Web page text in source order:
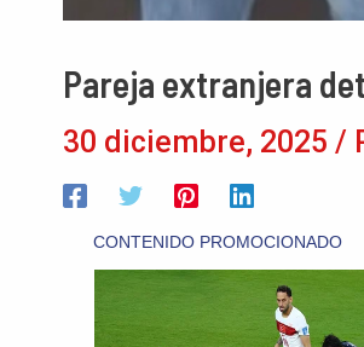
Pareja extranjera
30 diciembre, 2025 /